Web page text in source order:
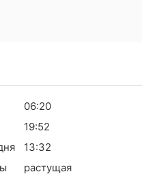
06:20
19:52
13:32
растущая